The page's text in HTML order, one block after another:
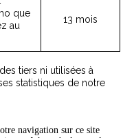
que
au
13 mois
tiers ni utilisées à
statistiques de notre